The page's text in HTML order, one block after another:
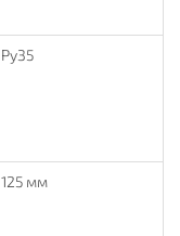
Ру35
125 мм